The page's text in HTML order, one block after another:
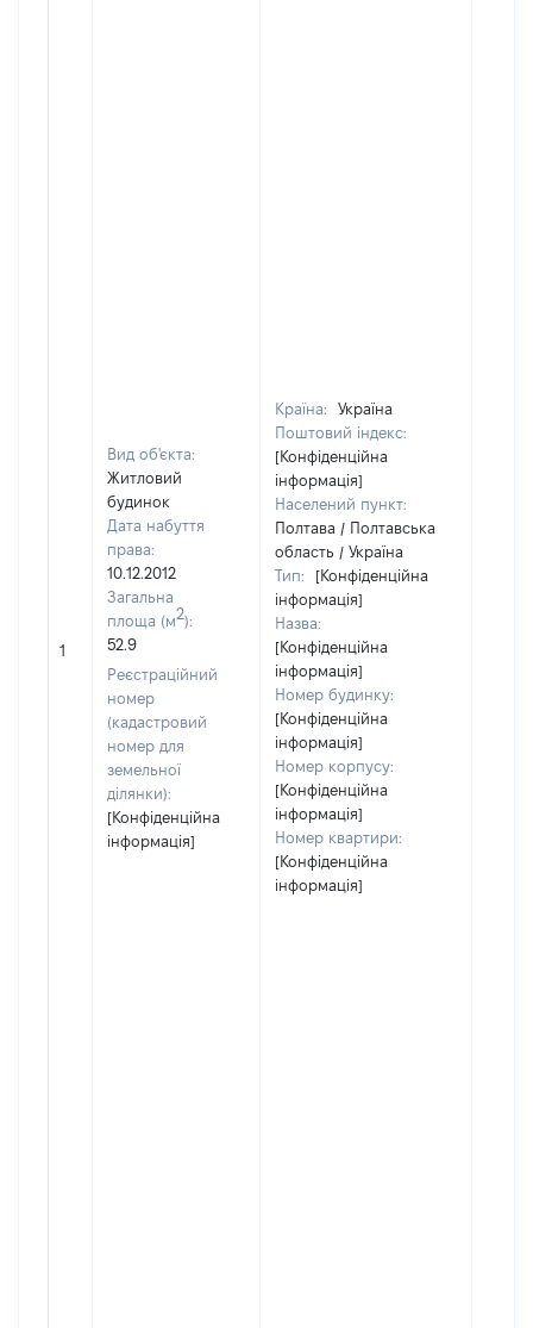
1
Вид об'єкта:
Житловий
будинок
Дата набуття
права:
10.12.2012
Загальна
площа (м2):
52.9
Реєстраційний
номер
(кадастровий
номер для
земельної
ділянки):
[Конфіденційна
інформація]
Країна:
Україна
Поштовий індекс:
[Конфіденційна
інформація]
Населений пункт:
Полтава / Полтавська
область / Україна
Тип:
[Конфіденційна
інформація]
Назва:
[Конфіденційна
інформація]
Номер будинку:
[Конфіденційна
інформація]
Номер корпусу:
[Конфіденційна
інформація]
Номер квартири:
[Конфіденційна
інформація]